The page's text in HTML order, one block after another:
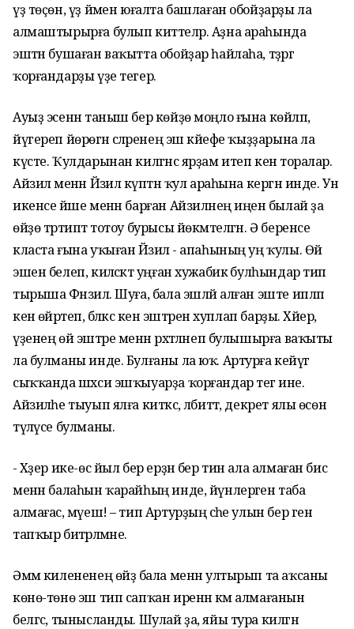
үҙ төҫөн, үҙ йәмен юғалта башлаған обойҙарҙы ла
алмаштырырға булып киттеләр. Аҙна араһында
эштән бушаған ваҡытта обойҙар һайлаһа, тәҙрәгә
ҡорғандарҙы үҙе тегер.
Ауыҙ эсенән таныш бер көйҙө моңло ғына көйләп,
йүгереп йөрөгән әсәләренең эш кәйефе ҡыҙҙарына ла
күсте. Ҡулдарынан килгәнсә ярҙам итеп кенә торалар.
Айзилә менән Йәзилә күптән ҡул араһына кергән инде. Ун
икенсе йәше менән барған Айзиләнең иңенә былай ҙа
өйҙө тәртиптә тотоу бурысы йөкмәтелгән. Ә беренсе
класта ғына уҡыған Йәзилә - апаһының уң ҡулы. Өй
эшен белеп, киләсәктә уңған хужабикә булһындар тип
тырыша Фәнзилә. Шуға, бала эшләй алған эште ипләп
кенә өйрәтеп, бәләкәс кенә эштәрен хуплап барҙы. Хәйер,
үҙенең өй эштәре менән рәхәтләнеп булышырға ваҡыты
ла булманы инде. Булғаны ла юҡ. Артурға кейәүгә
сыҡҡанда шәхси эшҡыуарҙа ҡорғандар тегә ине.
Айзиләһе тыуып ялға киткәс, әлбиттә, декрет ялы өсөн
түләүсе булманы.
- Хәҙер ике-өс йыл бер ерҙән бер тин ала алмаған бисә
менән балаһын ҡарайһың инде, йүнлерәген таба
алмағас, мәүеш! – тип Артурҙың әсәһе улын бер генә
тапҡыр битәрләмәне.
Әммә килененең өйҙә бала менән ултырып та аҡсаны
көнө-төнө эш тип сапҡан иренән кәм алмағанын
белгәс, тынысланды. Шулай ҙа, яйы тура килгән